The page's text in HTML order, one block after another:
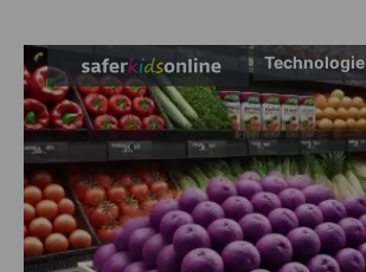
Technologie